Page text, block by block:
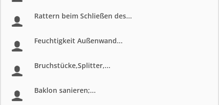
Rattern beim Schließen des...
Feuchtigkeit Außenwand...
Bruchstücke,Splitter,...
Baklon sanieren;...